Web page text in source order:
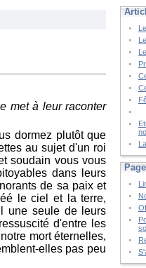
met à leur raconter
dormez plutôt que
au sujet d'un roi
soudain vous vous
dans leurs
de sa paix et
le ciel et la terre,
une seule de leurs
d'entre les
mort éternelles,
elles pas peu